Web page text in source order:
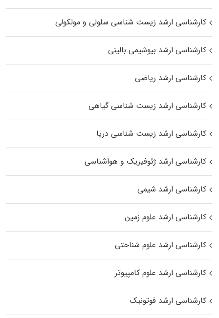
کارشناسی ارشد زیست شناسی سلولی و مولکولی
کارشناسی ارشد بیوشیمی بالینی
کارشناسی ارشد ریاضی
کارشناسی ارشد زیست‌ شناسی گیاهی
کارشناسی ارشد زیست‌ شناسی دریا
کارشناسی ارشد ژئوفیزیک و هواشناسی
کارشناسی ارشد شیمی
کارشناسی ارشد علوم زمین
کارشناسی ارشد علوم شناختی
کارشناسی ارشد علوم کامپیوتر
کارشناسی ارشد فوتونیک